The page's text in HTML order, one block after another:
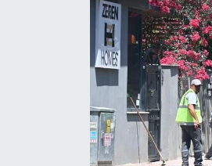
EĞİTİM
TURİZM